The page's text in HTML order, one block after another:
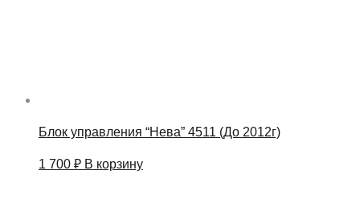
Блок управления “Нева” 4511 (До 2012г)
1 700 ₽ В корзину